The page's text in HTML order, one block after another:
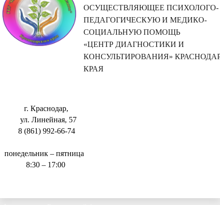
ОСУЩЕСТВЛЯЮЩЕЕ ПСИХОЛОГО-
ПЕДАГОГИЧЕСКУЮ И МЕДИКО-
СОЦИАЛЬНУЮ ПОМОЩЬ
«ЦЕНТР ДИАГНОСТИКИ И
КОНСУЛЬТИРОВАНИЯ»
КРАЯ
г. Краснодар,
ул. Линейная, 57
8 (861) 992-66-74
понедельник – пятница
8:30 – 17:00